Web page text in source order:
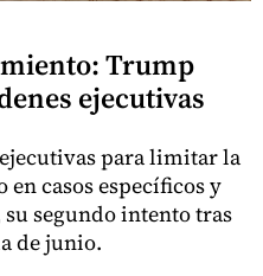
Trump
ejecutivas
para limitar la
casos específicos y
segundo intento tras
de junio.